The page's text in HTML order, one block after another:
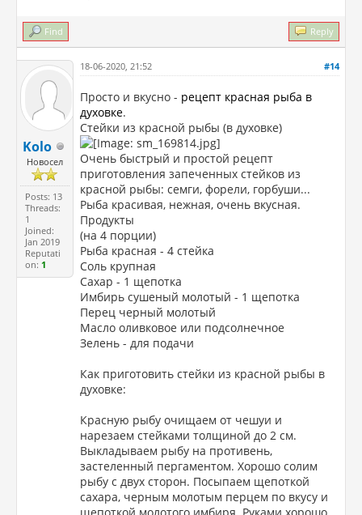
Find Reply
Kolo
Новосел
Posts: 13
Threads:
1
Joined:
Jan 2019
Reputati
on: 1
#14
18-06-2020, 21:52
Просто и вкусно - рецепт красная рыба в
духовке.
Стейки из красной рыбы (в духовке)
Очень быстрый и простой рецепт
приготовления запеченных стейков из
красной рыбы: семги, форели, горбуши...
Рыба красивая, нежная, очень вкусная.
Продукты
(на 4 порции)
Рыба красная - 4 стейка
Соль крупная
Сахар - 1 щепотка
Имбирь сушеный молотый - 1 щепотка
Перец черный молотый
Масло оливковое или подсолнечное
Зелень - для подачи
Как приготовить стейки из красной рыбы в
духовке:
Красную рыбу очищаем от чешуи и
нарезаем стейками толщиной до 2 см.
Выкладываем рыбу на противень,
застеленный пергаментом. Хорошо солим
рыбу с двух сторон. Посыпаем щепоткой
сахара, черным молотым перцем по вкусу и
щепоткой молотого имбиря. Руками хорошо